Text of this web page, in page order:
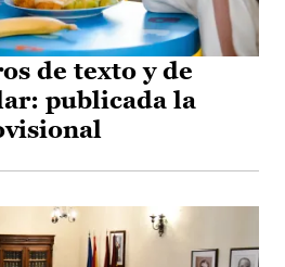
de texto y de
publicada la